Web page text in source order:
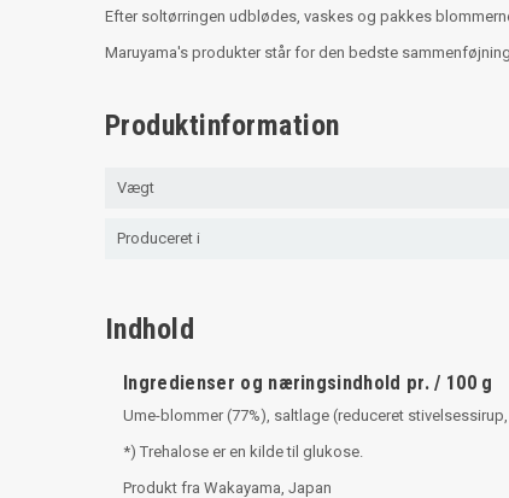
Efter soltørringen udblødes, vaskes og pakkes
Maruyama's produkter står for den bedste
Produktinformation
Vægt
Produceret i
Indhold
Ingredienser og næringsindhold pr. / 100 g
Ume-blommer (77%), saltlage (reduceret
*) Trehalose er en kilde til glukose.
Produkt fra Wakayama, Japan